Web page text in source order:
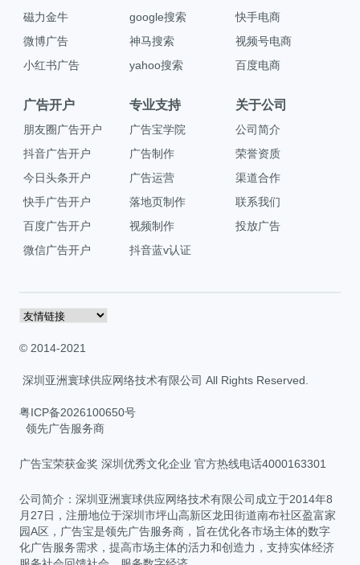
磁力金牛
微博广告
小红书广告
google搜索
神马搜索
yahoo搜索
快手电商
视频号电商
百度电商
广告开户
朋友圈广告开户
抖音广告开户
今日头条开户
快手广告开户
百度广告开户
微信广告开户
专业支持
广告宝学院
广告制作
广告运营
落地页制作
视频制作
抖音蓝v认证
关于公司
公司简介
荣誉资质
渠道合作
联系我们
投放广告
© 2014-2021
深圳亚洲寰球供应网络技术有限公司 All Rights Reserved.
粤ICP备2026100650号
领先广告服务商
广告宝荣获金奖 深圳优秀文化企业 官方热线电话4000163301
公司简介：深圳亚洲寰球供应网络技术有限公司成立于2014年8
月27日，注册地位于深圳市坪山高新区龙田街道南布社区盈富家
园A区，广告宝是领先广告服务商，旨在优化各市场主体的数字
化广告服务需求，提高市场主体的活力和创造力，支持实体经济